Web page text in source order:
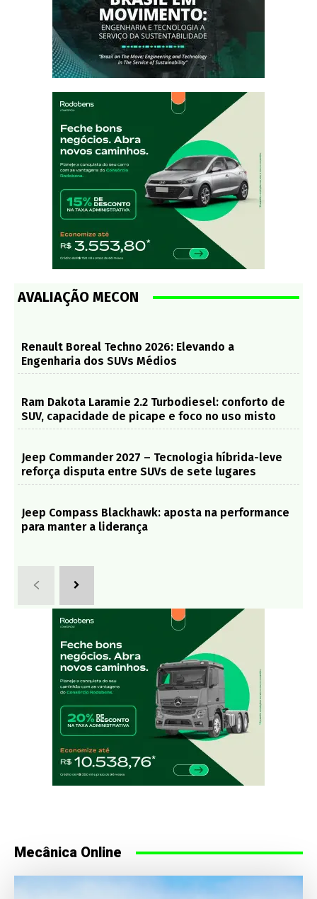
AVALIAÇÃO MECON
Renault Boreal Techno 2026: Elevando a
Engenharia dos SUVs Médios
Ram Dakota Laramie 2.2 Turbodiesel: conforto de
SUV, capacidade de picape e foco no uso misto
Jeep Commander 2027 – Tecnologia híbrida-leve
reforça disputa entre SUVs de sete lugares
Jeep Compass Blackhawk: aposta na performance
para manter a liderança
Mecânica Online